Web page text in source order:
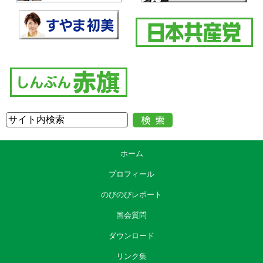
ホーム
プロフィール
のびのびレポート
国会質問
ダウンロード
リンク集